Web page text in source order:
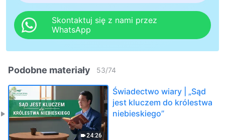
Skontaktuj się z nami przez
WhatsApp
Podobne materiały 53/74
24:26
Świadectwo wiary | „Sąd
jest kluczem do królestwa
niebieskiego”